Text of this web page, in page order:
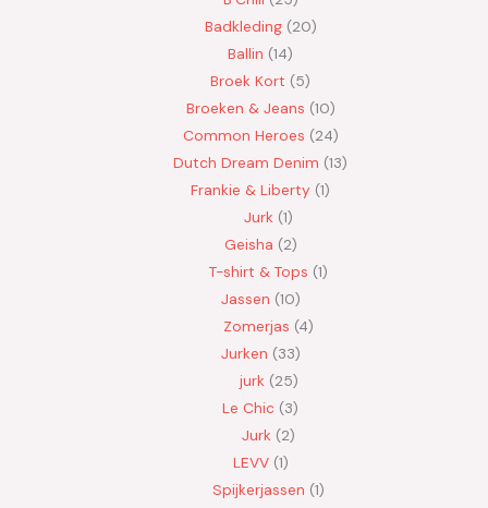
Badkleding 20
Ballin 14
Broek Kort 5
Broeken & Jeans 10
Common Heroes 24
Dutch Dream Denim 13
Frankie & Liberty 1
Jurk 1
Geisha 2
T-shirt & Tops 1
Jassen 10
Zomerjas 4
Jurken 33
jurk 25
Le Chic 3
Jurk 2
LEVV 1
Spijkerjassen 1